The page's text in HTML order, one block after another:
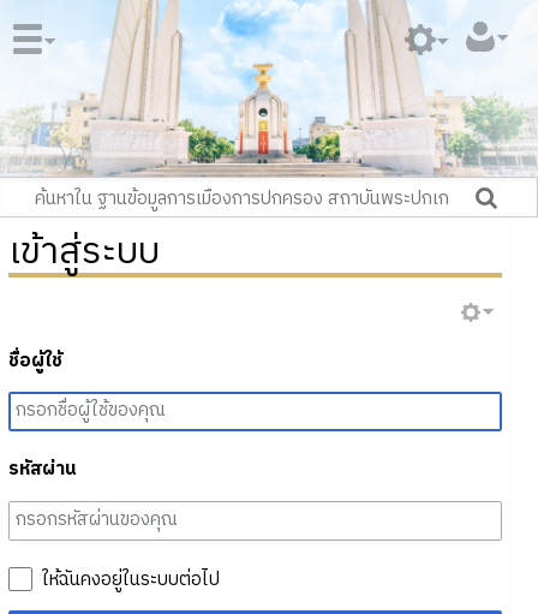
เข้าสู่ระบบ
ชื่อผู้ใช้
รหัสผ่าน
ให้ฉันคงอยู่ในระบบต่อไป